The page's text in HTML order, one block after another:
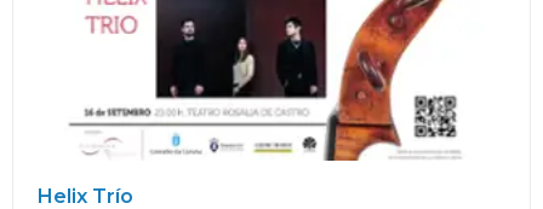
Helix Trío